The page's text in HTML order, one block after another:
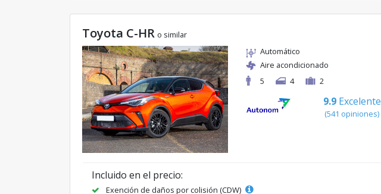
Toyota C-HR o similar
Automático
Aire acondicionado
5
4 2
9.9 Excelente
(541 opiniones)
Incluido en el precio:
Exención de daños por colisión (CDW)